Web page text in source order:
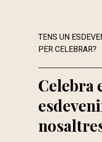
TENS UN
PER CELEBRAR?
Celebra